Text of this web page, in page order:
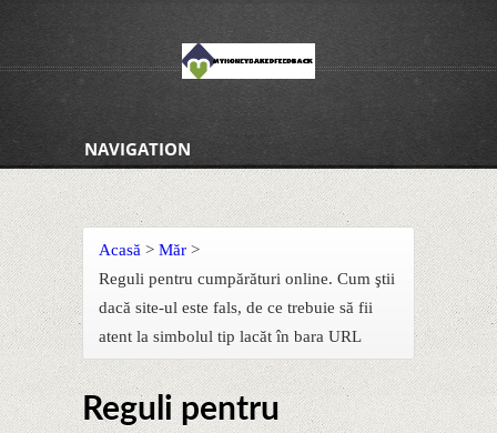
NAVIGATION
Acasă > Măr >
Reguli pentru cumpărături online. Cum ştii
dacă site-ul este fals, de ce trebuie să fii
atent la simbolul tip lacăt în bara URL
Reguli pentru